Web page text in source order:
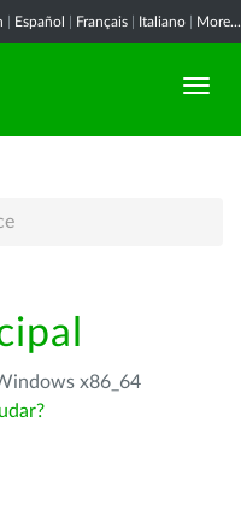
Español Français Italiano More...
x86_64